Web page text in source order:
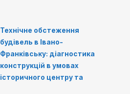
Технічне обстеження
будівель в Івано-
Франківську: діагностика
конструкцій в умовах
історичного центру та